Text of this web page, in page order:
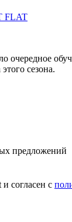
FLAT
очередное
сезона.
предложений
согласен с